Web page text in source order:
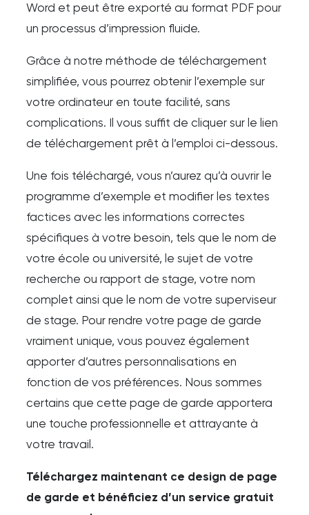
Word et peut être exporté au format PDF pour
un processus d’impression fluide.
Grâce à notre méthode de téléchargement
simplifiée, vous pourrez obtenir l’exemple sur
votre ordinateur en toute facilité, sans
complications. Il vous suffit de cliquer sur le lien
de téléchargement prêt à l’emploi ci-dessous.
Une fois téléchargé, vous n’aurez qu’à ouvrir le
programme d’exemple et modifier les textes
factices avec les informations correctes
spécifiques à votre besoin, tels que le nom de
votre école ou université, le sujet de votre
recherche ou rapport de stage, votre nom
complet ainsi que le nom de votre superviseur
de stage. Pour rendre votre page de garde
vraiment unique, vous pouvez également
apporter d’autres personnalisations en
fonction de vos préférences. Nous sommes
certains que cette page de garde apportera
une touche professionnelle et attrayante à
votre travail.
Téléchargez maintenant ce design de page
de garde et bénéficiez d’un service gratuit